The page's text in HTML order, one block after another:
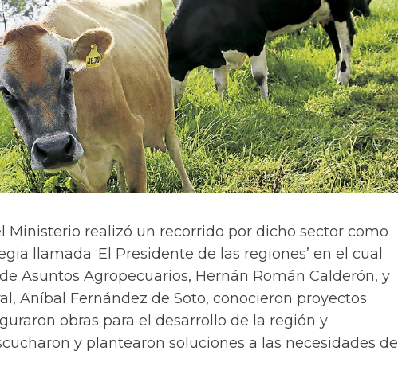
Ministerio realizó un recorrido por dicho sector como
llamada ‘El Presidente de las regiones’ en el cual
Asuntos Agropecuarios, Hernán Román Calderón, y
Aníbal Fernández de Soto, conocieron proyectos
obras para el desarrollo de la región y
y plantearon soluciones a las necesidades de